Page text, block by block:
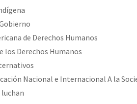
globales por la libertad de Jesús
Virá” se publica no Estado Espanhol
de Derechos Humanos
los Derechos Humanos
Nacional e Internacional A la
luchan